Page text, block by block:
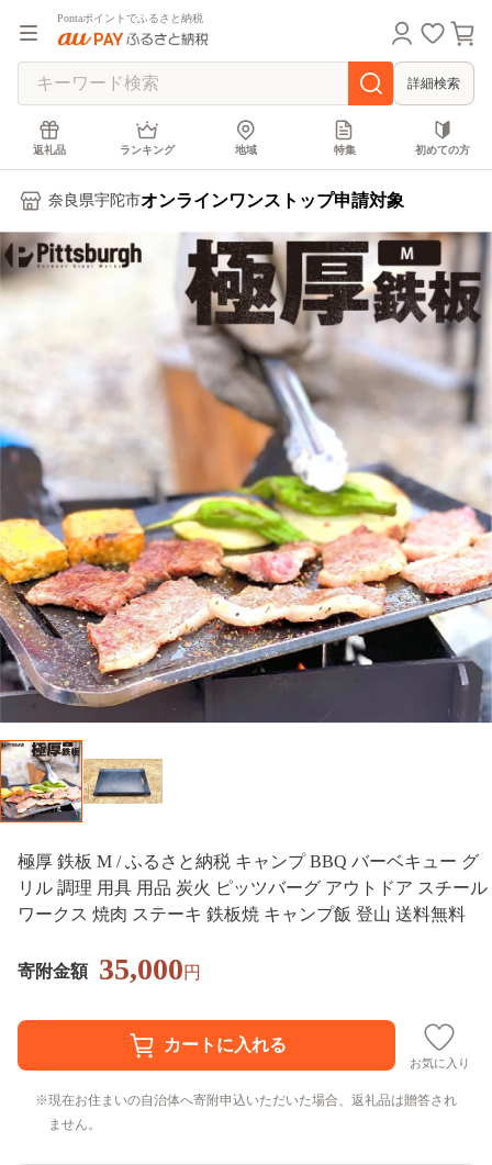
Pontaポイントでふるさと納税
詳細検索
返礼品 ランキング 地域 特集 初めての方
奈良県宇陀市オンラインワンストップ申請対象
極厚 鉄板 M / ふるさと納税 キャンプ BBQ バーベキュー グ
リル 調理 用具 用品 炭火 ピッツバーグ アウトドア スチール
ワークス 焼肉 ステーキ 鉄板焼 キャンプ飯 登山 送料無料
寄附金額 35,000円
お気に入り
現在お住まいの自治体へ寄附申込いただいた場合、返礼品は贈答され
ません。